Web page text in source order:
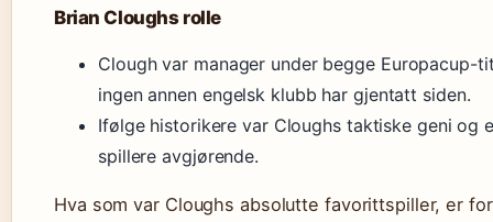
Brian Cloughs rolle
Clough var manager under begge Europacup-
ingen annen engelsk klubb har gjentatt siden.
Ifølge historikere var Cloughs taktiske geni og
spillere avgjørende.
Hva som var Cloughs absolutte favorittspiller, er